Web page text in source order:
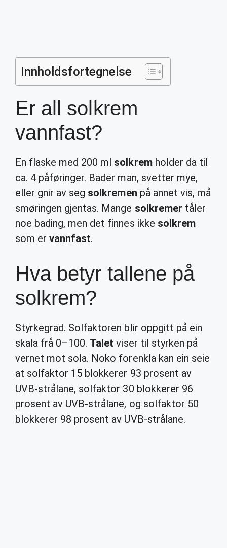
Innholdsfortegnelse
Er all solkrem
vannfast?
En flaske med 200 ml solkremholder da til
ca. 4 påføringer. Bader man, svetter mye,
eller gnir av seg solkremen på annet vis, må
smøringen gjentas. Mange solkremer tåler
noe bading, men det finnes ikke solkrem
som ervannfast.
Hva betyr tallene på
solkrem?
Styrkegrad. Solfaktoren blir oppgitt på ein
skala frå 0–100. Talet viser til styrken på
vernet mot sola. Noko forenkla kan ein seie
at solfaktor 15 blokkerer 93 prosent av
UVB-strålane, solfaktor 30 blokkerer 96
prosent av UVB-strålane, og solfaktor 50
blokkerer 98 prosent av UVB-strålane.